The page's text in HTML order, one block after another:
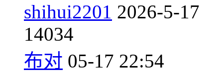
shihui2201 2026-5-17
14034
布对 05-17 22:54